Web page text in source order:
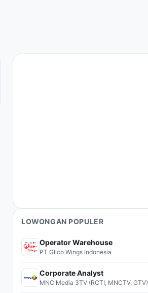
LOWONGAN POPULER
Operator Warehouse
PT Glico Wings Indonesia
Corporate Analyst
MNC Media 3TV (RCTI, MNCTV, GTV)